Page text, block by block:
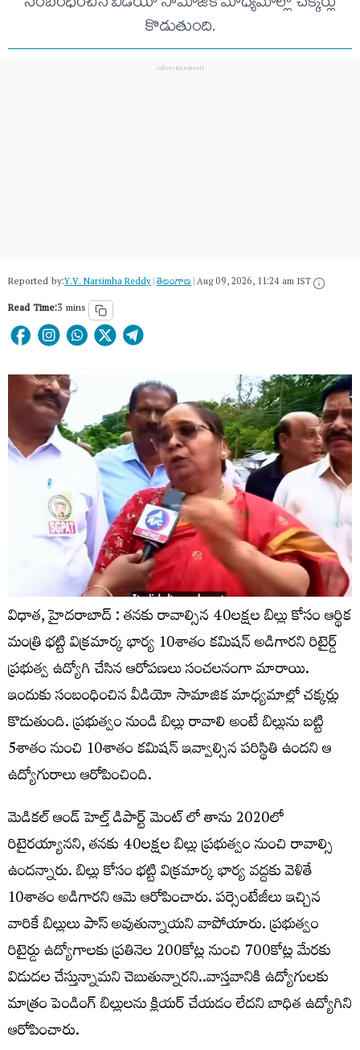
కొడుతుంది.
Reported by:Y.V. Narsimha Reddy|తెలంగాణ‌|Aug 09, 2026, 11:24 am IST
Read Time:3 mins
విధాత, హైదరాబాద్ : తనకు రావాల్సిన 40లక్షల బిల్లు కోసం ఆర్థిక
మంత్రి భట్టి విక్రమార్క భార్య 10శాతం కమిషన్ అడిగారని రిటైర్డ్
ప్రభుత్వ ఉద్యోగి చేసిన ఆరోపణలు సంచలనంగా మారాయి.
ఇందుకు సంబంధించిన వీడియో సామాజిక మాధ్యమాల్లో చక్కర్లు
కొడుతుంది. ప్రభుత్వం నుండి బిల్లు రావాలి అంటే బిల్లును బట్టి
5శాతం నుంచి 10శాతం కమిషన్ ఇవ్వాల్సిన పరిస్థితి ఉందని ఆ
ఉద్యోగురాలు ఆరోపించింది.
మెడికల్ ఆండ్ హెల్త్ డిపార్ట్ మెంట్ లో తాను 2020లో
రిటైరయ్యానని, తనకు 40లక్షల బిల్లు ప్రభుత్వం నుంచి రావాల్సి
ఉందన్నారు. బిల్లు కోసం భట్టి విక్రమార్క భార్య వద్దకు వెళితే
10శాతం అడిగారని ఆమె ఆరోపించారు. పర్సెంటేజీలు ఇచ్చిన
వారికే బిల్లులు పాస్ అవుతున్నాయని వాపోయారు. ప్రభుత్వం
రిటైర్డు ఉద్యోగాలకు ప్రతినెల 200కోట్ల నుంచి 700కోట్ల మేరకు
విడుదల చేస్తున్నామని చెబుతున్నారని..వాస్తవానికి ఉద్యోగులకు
మాత్రం పెండింగ్ బిల్లులను క్లియర్ చేయడం లేదని బాధిత ఉద్యోగిని
ఆరోపించారు.